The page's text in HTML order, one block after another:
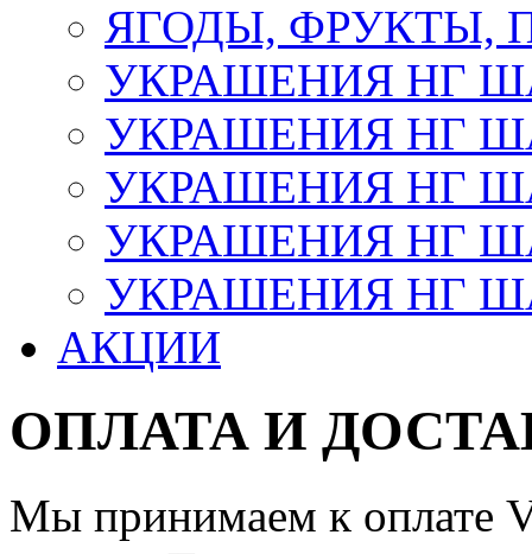
ЯГОДЫ, ФРУКТЫ,
УКРАШЕНИЯ НГ
УКРАШЕНИЯ НГ
УКРАШЕНИЯ НГ
УКРАШЕНИЯ НГ
УКРАШЕНИЯ НГ
АКЦИИ
ОПЛАТА И
Мы принимаем к оплате